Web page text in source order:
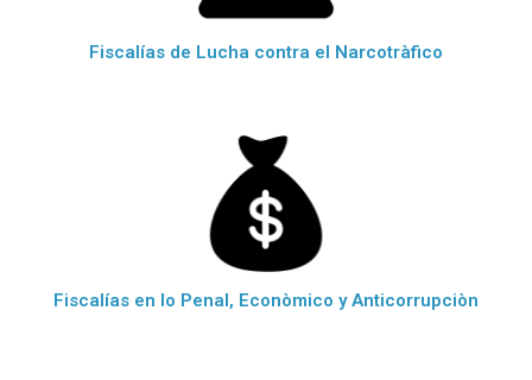
Fiscalías de Lucha contra el Narcotràfico
Fiscalías en lo Penal, Econòmico y Anticorrupciòn